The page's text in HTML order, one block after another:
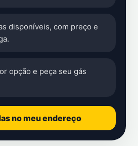
disponíveis, com preço e
opção e peça seu gás
no meu endereço